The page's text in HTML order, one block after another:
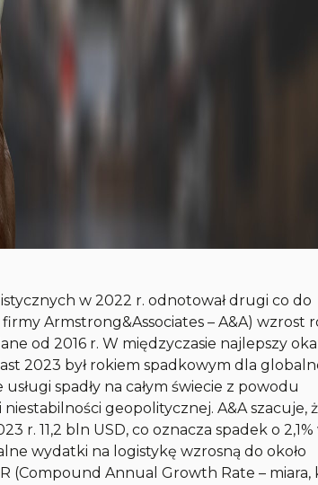
w 2022 r. odnotował drugi co do
Armstrong&Associates – A&A) wzrost
od 2016 r. W międzyczasie najlepszy
2023 był rokiem spadkowym dla
spadły na całym świecie z powodu
geopolitycznej. A&A szacuje,
r. 11,2 bln USD, co oznacza spadek o 2,1%
wydatki na logistykę wzrosną do około
(Compound Annual Growth Rate – miara,